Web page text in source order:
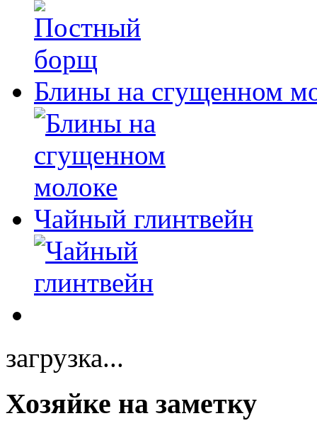
Блины на сгущенном
Чайный глинтвейн
загрузка...
Хозяйке на заметку